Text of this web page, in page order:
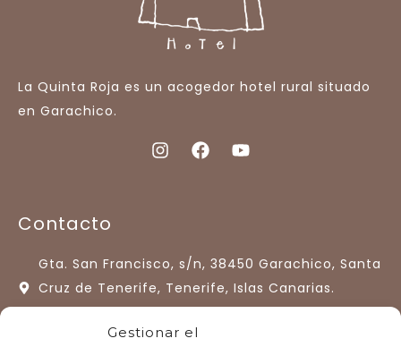
Gestionar el
La Quinta Roja es un acogedor hotel rural situado
en Garachico.
Contacto
Gta. San Francisco, s/n, 38450 Garachico, Santa
Cruz de Tenerife, Tenerife, Islas Canarias.
España.